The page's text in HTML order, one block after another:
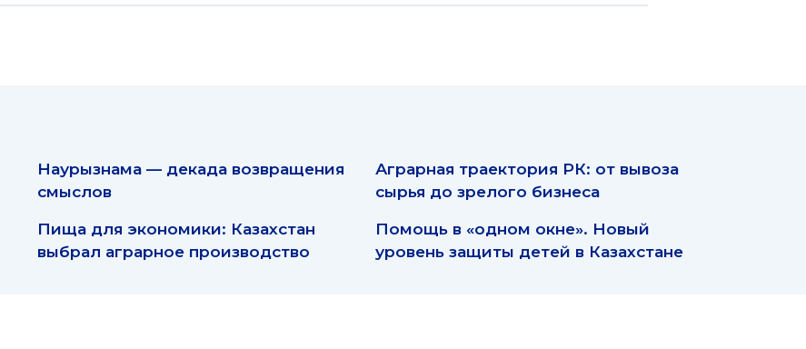
Наурызнама — декада возвращения
смыслов
Аграрная траектория РК: от вывоза
сырья до зрелого бизнеса
Пища для экономики: Казахстан
выбрал аграрное производство
Помощь в «одном окне». Новый
уровень защиты детей в Казахстане